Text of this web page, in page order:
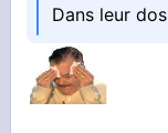
Dans leur